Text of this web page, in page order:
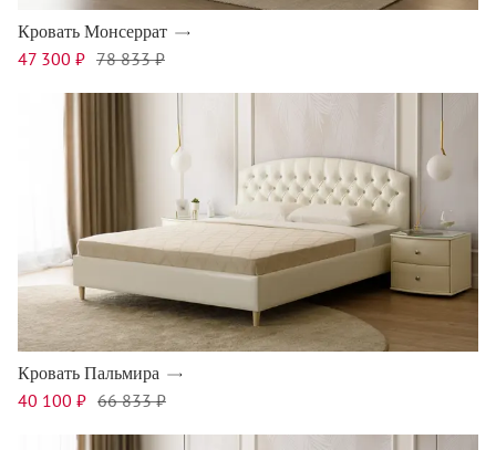
Кровать Монсеррат
47 300 ₽ 78 833 ₽
Кровать Пальмира
40 100 ₽ 66 833 ₽